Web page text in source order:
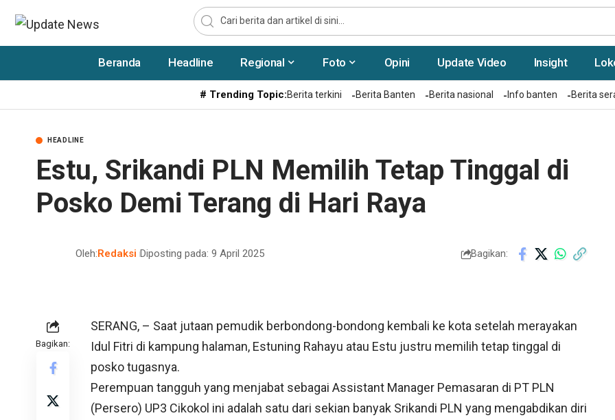
Beranda Headline Regional Foto Opini Update Video Insight
# Trending Topic:Berita terkini Berita Banten Berita nasional Info banten Berita
HEADLINE
Estu, Srikandi PLN Memilih Tetap Tinggal di
Posko Demi Terang di Hari Raya
Oleh:Redaksi Diposting pada: 9 April 2025 Bagikan:
Bagikan:
SERANG, – Saat jutaan pemudik berbondong-bondong kembali ke kota setelah merayakan
Idul Fitri di kampung halaman, Estuning Rahayu atau Estu justru memilih tetap tinggal di
posko tugasnya.
Perempuan tangguh yang menjabat sebagai Assistant Manager Pemasaran di PT PLN
(Persero) UP3 Cikokol ini adalah satu dari sekian banyak Srikandi PLN yang mengabdikan diri